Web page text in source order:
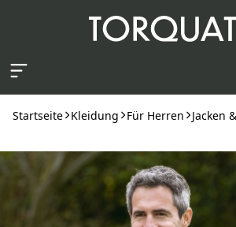
Startseite Kleidung Für Herren Jacken